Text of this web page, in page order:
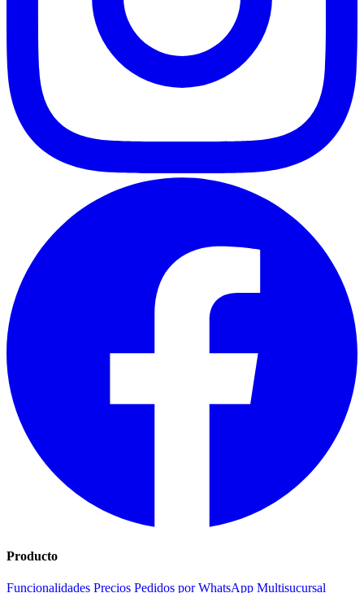
Producto
Funcionalidades Precios Pedidos por WhatsApp Multisucursal